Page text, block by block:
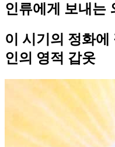
인류에게 보내는
이 시기의 정화
인의 영적 갑옷